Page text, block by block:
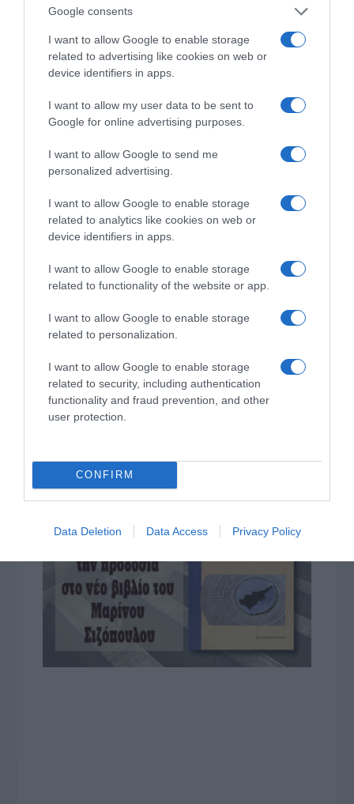
Google consents
I want to allow Google to enable storage
related to advertising like cookies on web or
device identifiers in apps.
I want to allow my user data to be sent to
Google for online advertising purposes.
I want to allow Google to send me
personalized advertising.
I want to allow Google to enable storage
related to analytics like cookies on web or
device identifiers in apps.
I want to allow Google to enable storage
related to functionality of the website or app.
I want to allow Google to enable storage
related to personalization.
I want to allow Google to enable storage
related to security, including authentication
functionality and fraud prevention, and other
user protection.
CONFIRM
Data Deletion Data Access Privacy Policy
ΔΙΑΒΑΣΤΕ ΚΑΙ ΤΑ ΠΑΡΑΚΑΤΩ
Μεταμόρφωση του Σωτήρος: Τα έθιμα, ο
Κάποιοι εντός ΕΛΑΣ εκθέτουν τον Τσίπρα
Ουδεμία ενημέρωση για τις συνομιλίες με τη Λιβύη
Ο καιρός των επομένων ημερών: Κανονικός
Αύγουστος με δυνατούς βοριάδες και σταδιακή
άνοδο της θερμοκρασίας
Coolcation: Τι είναι η νέα τάση και πώς θα βρείτε
ΤΟ ΒΙΒΛΙΟ ΣΤΟ “Π”